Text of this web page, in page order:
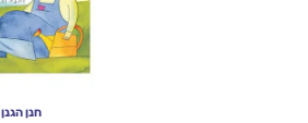
חנן הגנן